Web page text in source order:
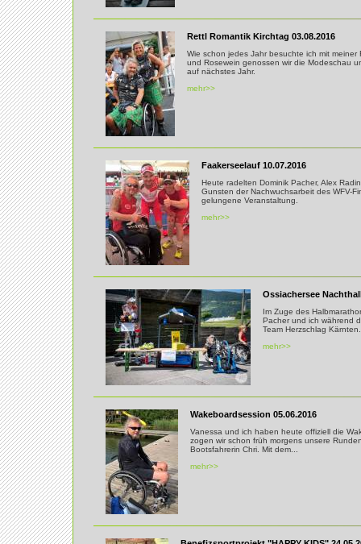
Rettl Romantik Kirchtag 03.08.2016
Wie schon jedes Jahr besuchte ich mit
und Rosewein genossen wir die Modeschau
auf nächstes Jahr.
mehr>>
Faakerseelauf 10.07.2016
Heute radelten Dominik Pacher, Alex
Gunsten der Nachwuchsarbeit des WFV-
gelungene Veranstaltung.
mehr>>
Ossiachersee
Im Zuge des
Pacher und ich während
Team Herzschlag
mehr>>
Wakeboardsession 05.06.2016
Vanessa und ich haben heute offiziell die
zogen wir schon früh morgens unsere
Bootsfahrerin Chri. Mit dem...
mehr>>